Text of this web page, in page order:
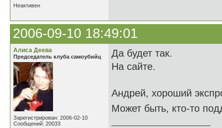
Неактивен
2006-09-10 18:49:01
Алиса Деева
Председатель клуба самоубийц
Зарегистрирован: 2006-02-10
Сообщений: 20033
Да будет так.
На сайте.
Андрей, хороший
Может быть, кто-то